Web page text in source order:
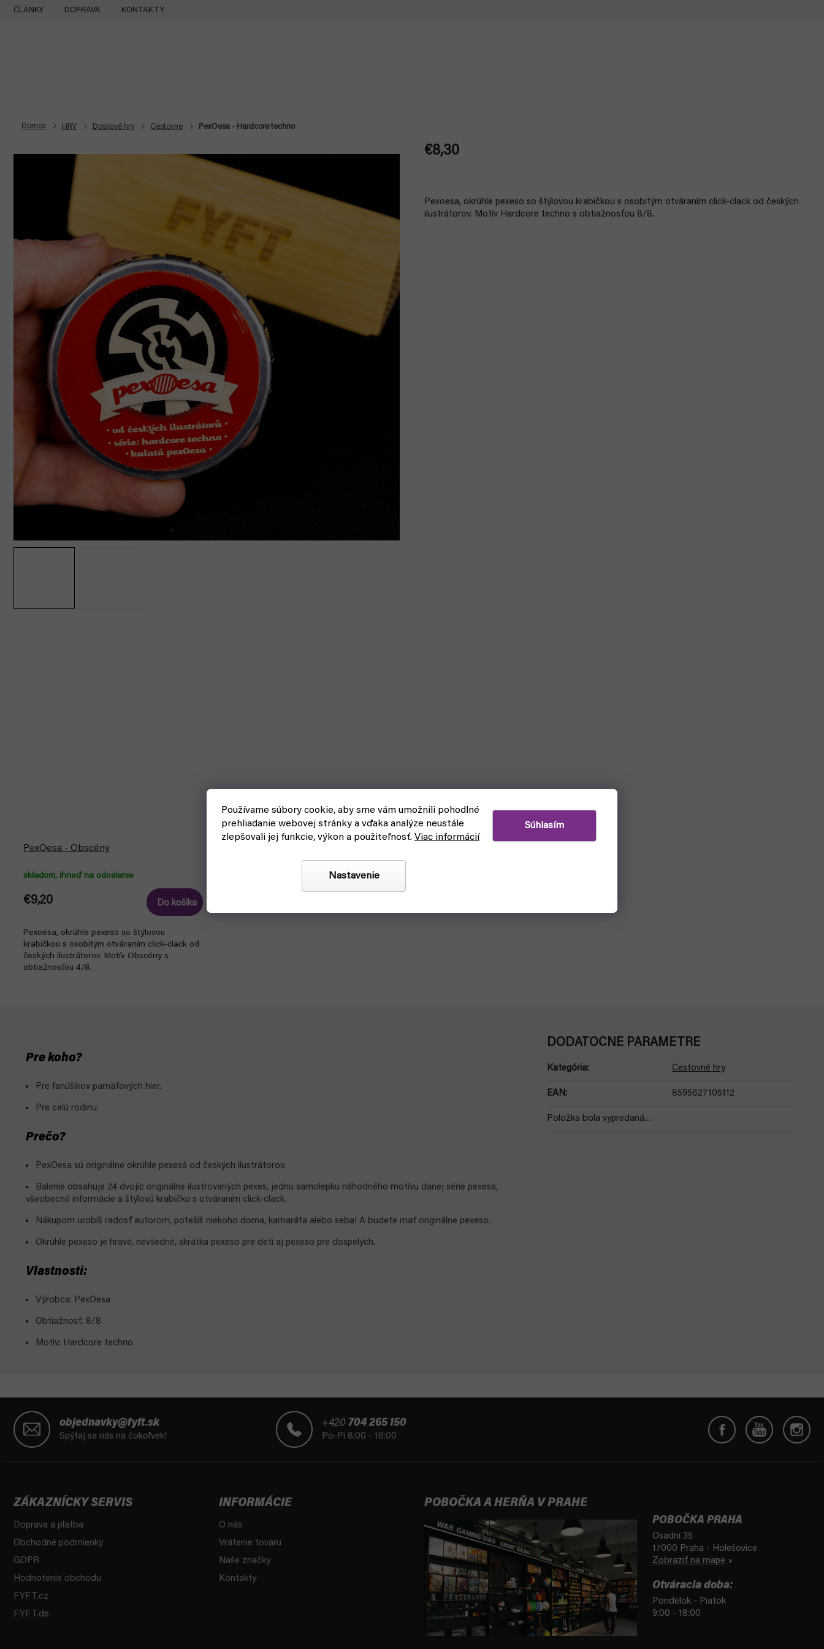
Používame súbory cookie, aby sme vám umožnili pohodlné
prehliadanie webovej stránky a vďaka analýze neustále
zlepšovali jej funkcie, výkon a použiteľnosť. Viac informácií
Nastavenie
Súhlasím
Prejsť
ČLÁNKY DOPRAVA KONTAKTY
Domov HRY Doskové hry Cestovne PexOesa - Hardcore techno
€8,30
Pexoesa, okrúhle pexeso so štýlovou krabičkou s osobitým otváraním click-clack od českých
ilustrátorov. Motív Hardcore techno s obtiažnosťou 8/8.
PexOesa - Obscény
skladom, ihneď na odoslanie
€9,20 Do košíka
Pexoesa, okrúhle pexeso so štýlovou
krabičkou s osobitým otváraním click-clack od
českých ilustrátorov. Motív Obscény s
obtiažnosťou 4/8.
Pre koho?
Pre fanúšikov pamäťových hier.
Pre celú rodinu.
Prečo?
PexOesa sú originálne okrúhle pexesá od českých ilustrátorov.
Balenie obsahuje 24 dvojíc originálne ilustrovaných pexes, jednu samolepku náhodného motívu danej série pexesa,
všeobecné informácie a štýlovú krabičku s otváraním click-clack.
Nákupom urobíš radosť autorom, potešíš niekoho doma, kamaráta alebo seba! A budete mať originálne pexeso.
Okrúhle pexeso je hravé, nevšedné, skrátka pexeso pre deti aj pexeso pre dospelých.
Vlastnosti:
Výrobca: PexOesa
Obtiažnosť: 8/8
Motív: Hardcore techno
DODATOČNÉ PARAMETRE
Kategória: Cestovné hry
EAN: 8595627105112
Položka bola vypredaná…
objednavky@fyft.sk
Spýtaj sa nás na čokoľvek!
+420 704 265 150
Po-Pi 8:00 - 16:00
ZÁKAZNÍCKY SERVIS
Doprava a platba
Obchodné podmienky
GDPR
Hodnotenie obchodu
FYFT.cz
FYFT.de
INFORMÁCIE
O nás
Vrátenie tovaru
Naše značky
Kontakty
POBOČKA A HERŇA V PRAHE
POBOČKA PRAHA
Osadní 35
17000 Praha - Holešovice
Zobraziť na mape
Otváracia doba:
Pondelok - Piatok
9:00 - 18:00